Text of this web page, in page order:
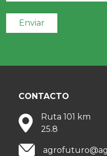
CONTACTO
Ruta 101 km
25.8